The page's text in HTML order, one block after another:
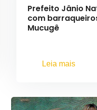
Prefeito Jânio
com
Mucugê
Leia mais